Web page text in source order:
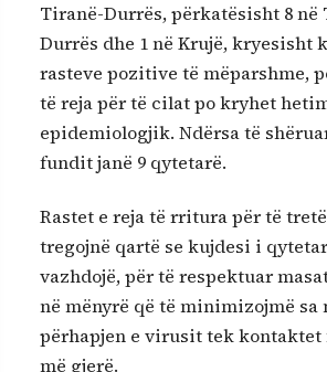
Tiranë-Durrës, përkatësisht 8 në
Durrës dhe 1 në Krujë, kryesisht
rasteve pozitive të mëparshme,
të reja për të cilat po kryhet
epidemiologjik. Ndërsa të
fundit janë 9 qytetarë.
Rastet e reja të rritura për të
tregojnë qartë se kujdesi i
vazhdojë, për të respektuar
në mënyrë që të minimizojmë sa
përhapjen e virusit tek kontaktet
më gjerë.